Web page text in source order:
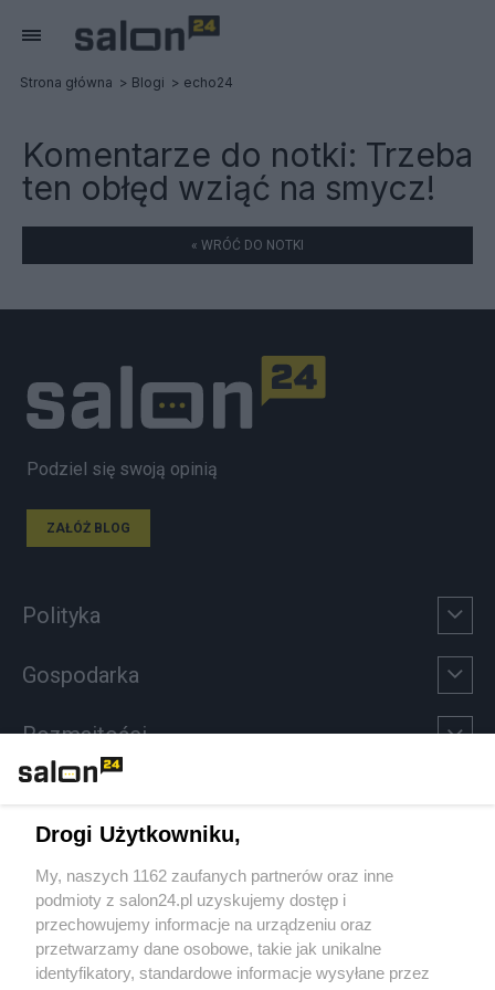
Strona główna Blogi echo24
Komentarze do notki: Trzeba
ten obłęd wziąć na smycz!
« WRÓĆ DO NOTKI
Podziel się swoją opinią
ZAŁÓŻ BLOG
Polityka
Gospodarka
Rozmaitości
Sport
Społeczeństwo
Kultura
Drogi Użytkowniku,
My, naszych 1162 zaufanych partnerów oraz inne
podmioty z salon24.pl uzyskujemy dostęp i
przechowujemy informacje na urządzeniu oraz
przetwarzamy dane osobowe, takie jak unikalne
identyfikatory, standardowe informacje wysyłane przez